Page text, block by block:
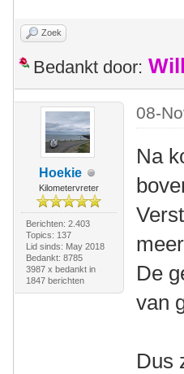
Zoek
Bedankt door:
Hoekie
Kilometervreter
Berichten: 2.403
Topics: 137
Lid sinds: May 2018
Bedankt: 8785
3987 x bedankt in
1847 berichten
08-
Na
De
van
Dus